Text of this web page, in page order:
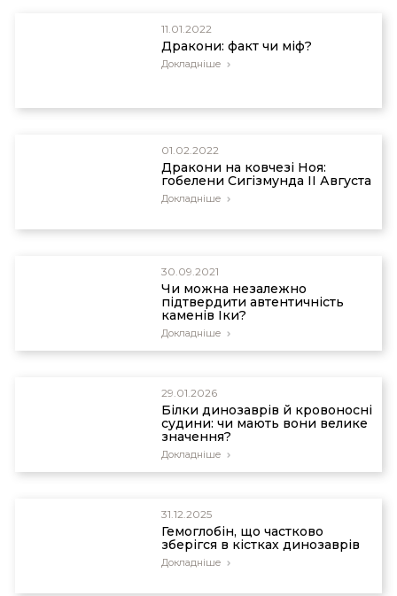
11.01.2022
Дракони: факт чи міф?
Докладніше
01.02.2022
Дракони на ковчезі Ноя:
гобелени Сигізмунда II Августа
Докладніше
30.09.2021
Чи можна незалежно
підтвердити автентичність
каменів Іки?
Докладніше
29.01.2026
Білки динозаврів й кровоносні
судини: чи мають вони велике
значення?
Докладніше
31.12.2025
Гемоглобін, що частково
зберігся в кістках динозаврів
Докладніше